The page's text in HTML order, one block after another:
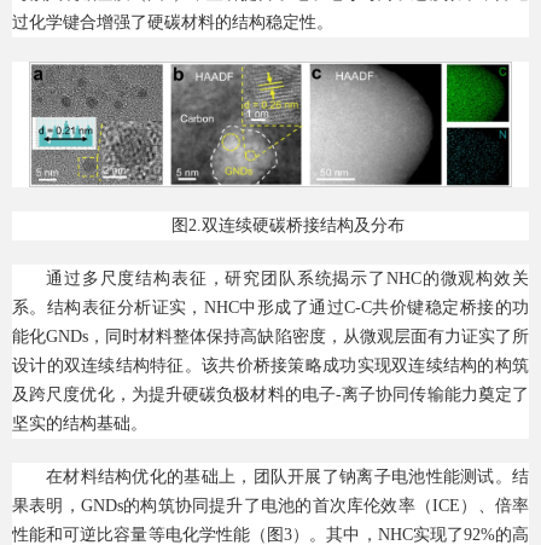
过化学键合增强了硬碳材料的结构稳定性。
图2.双连续硬碳桥接结构及分布
通过多尺度结构表征，研究团队系统揭示了NHC的微观构效关
系。结构表征分析证实，NHC中形成了通过C-C共价键稳定桥接的功
能化GNDs，同时材料整体保持高缺陷密度，从微观层面有力证实了所
设计的双连续结构特征。该共价桥接策略成功实现双连续结构的构筑
及跨尺度优化，为提升硬碳负极材料的电子-离子协同传输能力奠定了
坚实的结构基础。
在材料结构优化的基础上，团队开展了钠离子电池性能测试。结
果表明，GNDs的构筑协同提升了电池的首次库伦效率（ICE）、倍率
性能和可逆比容量等电化学性能（图3）。其中，NHC实现了92%的高